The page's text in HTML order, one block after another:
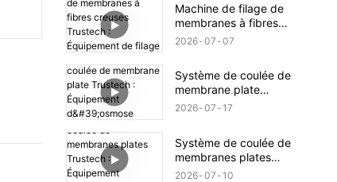
Machine de filage de
membranes à fibres
creuses Trustech :
2026 07 07
Système de coulée de
membrane plate
Trustech : Équipement
2026 07 17
Système de coulée de
membranes plates
Trustech : Équipement
2026 07 10